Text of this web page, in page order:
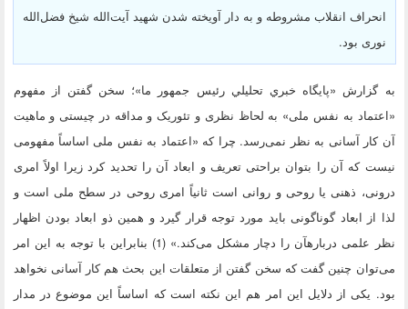
انحراف انقلاب مشروطه و به دار آویخته شدن شهید آیت‌الله شیخ فضل‌الله
نوری بود.
به گزارش «پايگاه خبري تحليلي رئيس جمهور ما»؛ سخن گفتن از مفهوم
«اعتماد به نفس ملی» به لحاظ نظری و تئوریک و مداقه در چیستی و ماهیت
آن کار آسانی به نظر نمی‌رسد. چرا که «اعتماد به نفس ملی اساساً مفهومی
نیست که آن را بتوان براحتی تعریف و ابعاد آن را تحدید کرد زیرا اولاً امری
درونی، ذهنی یا روحی و روانی است ثانیاً امری روحی در سطح ملی است و
لذا از ابعاد گوناگونی باید مورد توجه قرار گیرد و همین ذو ابعاد بودن اظهار
نظر علمی دربارهآن را دچار مشکل می‌کند.» (1) بنابراین با توجه به این امر
می‌توان چنین گفت که سخن گفتن از متعلقات این بحث هم کار آسانی نخواهد
بود. یکی از دلایل این امر هم این نکته است که اساساً این موضوع در مدار